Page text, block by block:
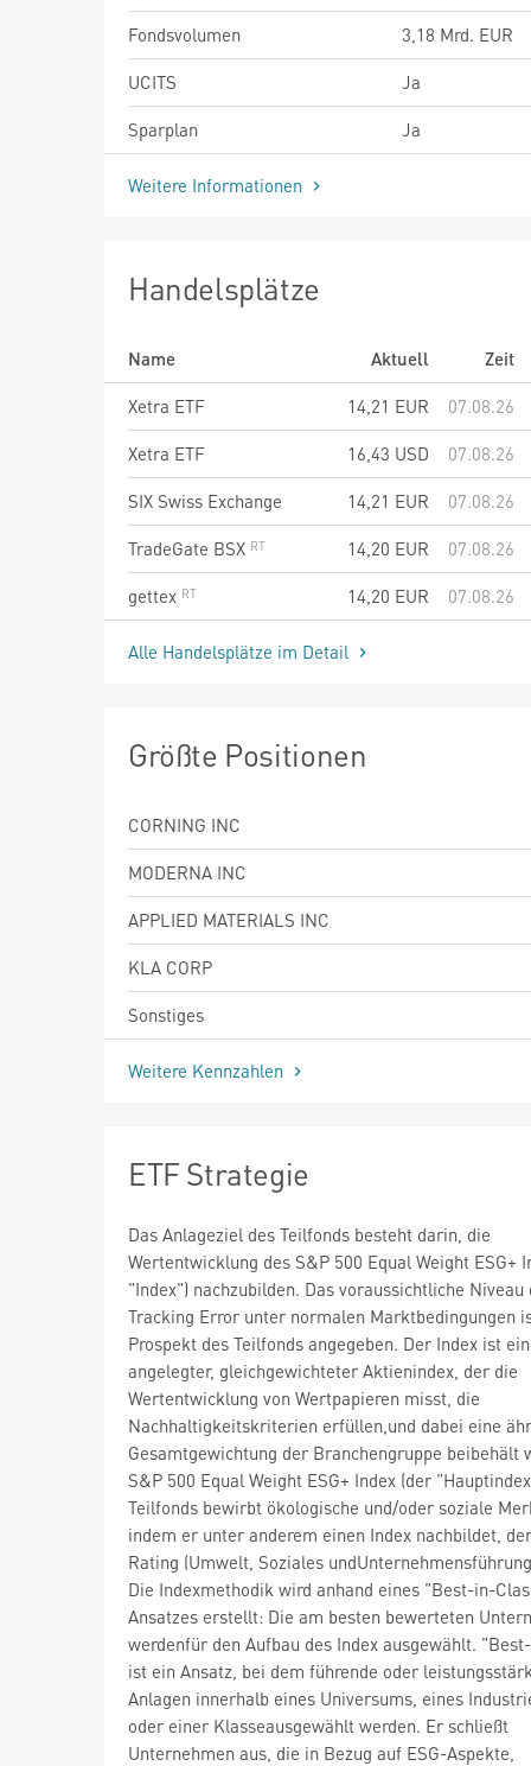
Fondsvolumen
3,18 Mrd. EUR
UCITS
Ja
Sparplan
Ja
Weitere Informationen
Handelsplätze
Name Aktuell
Zeit
Xetra ETF
14,21 EUR
07.08.26
Xetra ETF
16,43 USD
07.08.26
SIX Swiss Exchange
14,21 EUR
07.08.26
TradeGate BSX
14,20 EUR
07.08.26
gettex
14,20 EUR 07.08.26
Alle Handelsplätze im Detail
Größte Positionen
CORNING INC
MODERNA INC
APPLIED MATERIALS INC
KLA CORP
Sonstiges
Weitere Kennzahlen
ETF Strategie
Das Anlageziel des Teilfonds besteht darin, die
Wertentwicklung des S&P 500 Equal Weight ESG+
"Index") nachzubilden. Das voraussichtliche Niveau
Tracking Error unter normalen Marktbedingungen
Prospekt des Teilfonds angegeben. Der Index ist
angelegter, gleichgewichteter Aktienindex, der die
Wertentwicklung von Wertpapieren misst, die
Nachhaltigkeitskriterien erfüllen,und dabei eine
Gesamtgewichtung der Branchengruppe beibehält
S&P 500 Equal Weight ESG+ Index (der
Teilfonds bewirbt ökologische und/oder soziale
indem er unter anderem einen Index nachbildet,
Rating (Umwelt, Soziales
Die Indexmethodik wird anhand eines "Best-in-
Ansatzes erstellt: Die am besten bewerteten
werdenfür den Aufbau des Index ausgewählt.
ist ein Ansatz, bei dem führende oder
Anlagen innerhalb eines Universums, eines
oder einer Klasseausgewählt werden. Er schließt
Unternehmen aus, die in Bezug auf ESG-Aspekte,